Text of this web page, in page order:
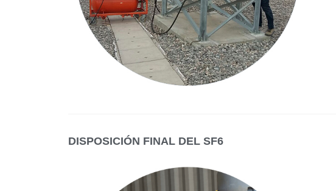
DISPOSICIÓN FINAL DEL SF6